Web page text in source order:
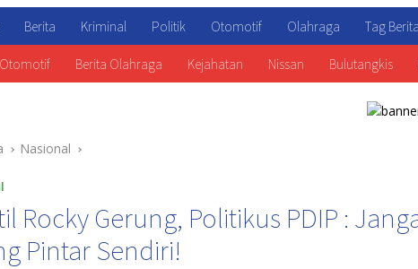
Berita Kriminal Politik Otomotif Olahraga Tag Berita
Berita Olahraga Kejahatan Nissan Bulutangkis
Nasional
Rocky Gerung, Politikus PDIP :
Pintar Sendiri!